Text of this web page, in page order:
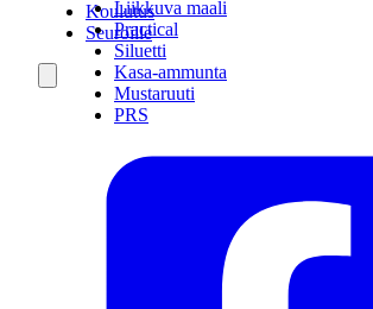
Liikkuva maali
Practical
Siluetti
Kasa-ammunta
Mustaruuti
PRS
Koulutus
Seuroille